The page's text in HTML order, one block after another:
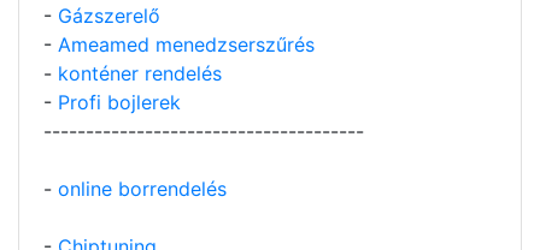
- Gázszerelő
- Ameamed menedzserszűrés
- konténer rendelés
- Profi bojlerek
--------------------------------------
- online borrendelés